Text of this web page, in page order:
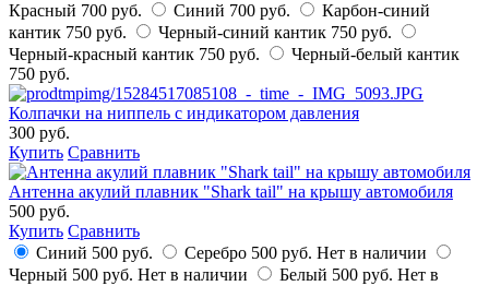
Красный 700 руб. Синий 700 руб.
Карбон-синий
кантик 750 руб. Черный-синий кантик 750 руб.
Черный-красный кантик 750 руб.
Черный-белый кантик
750 руб.
Колпачки на ниппель с индикатором давления
300 руб.
Купить Сравнить
Антенна акулий плавник "Shark tail" на крышу автомобиля
500 руб.
Купить Сравнить
Синий 500 руб. Серебро 500 руб. Нет в наличии
Черный 500 руб. Нет в наличии Белый 500 руб. Нет в